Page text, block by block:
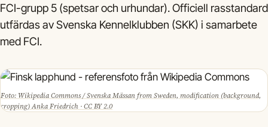
FCI-grupp 5 (spetsar och urhundar). Officiell rasstandard
utfärdas av Svenska Kennelklubben (SKK) i samarbete
med FCI.
Foto: Wikipedia Commons / Svenska Mässan from Sweden, modification (background,
cropping) Anka Friedrich · CC BY 2.0